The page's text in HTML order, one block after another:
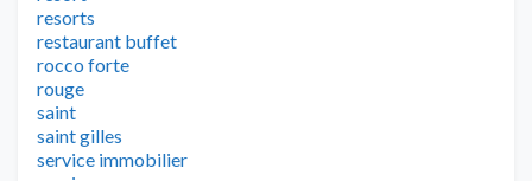
resorts
restaurant buffet
rocco forte
rouge
saint
saint gilles
service immobilier